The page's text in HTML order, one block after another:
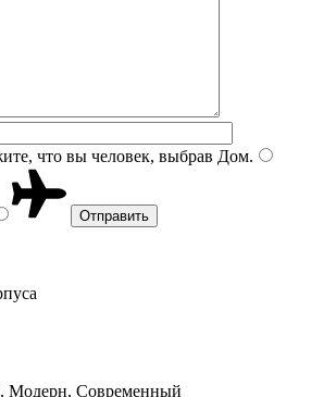
что вы человек, выбрав Дом.
Модерн, Современный